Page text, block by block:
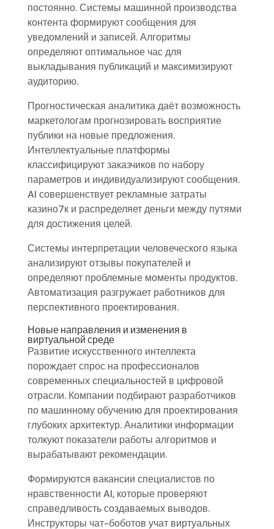
постоянно. Системы машинной производства
контента формируют сообщения для
уведомлений и записей. Алгоритмы
определяют оптимальное час для
выкладывания публикаций и максимизируют
аудиторию.
Прогностическая аналитика даёт возможность
маркетологам прогнозировать восприятие
публики на новые предложения.
Интеллектуальные платформы
классифицируют заказчиков по набору
параметров и индивидуализируют сообщения.
AI совершенствует рекламные затраты
казино7к и распределяет деньги между путями
для достижения целей.
Системы интерпретации человеческого языка
анализируют отзывы покупателей и
определяют проблемные моменты продуктов.
Автоматизация разгружает работников для
перспективного проектирования.
Новые направления и изменения в
виртуальной среде
Развитие искусственного интеллекта
порождает спрос на профессионалов
современных специальностей в цифровой
отрасли. Компании подбирают разработчиков
по машинному обучению для проектирования
глубоких архитектур. Аналитики информации
толкуют показатели работы алгоритмов и
вырабатывают рекомендации.
Формируются вакансии специалистов по
нравственности AI, которые проверяют
справедливость создаваемых выводов.
Инструкторы чат-боботов учат виртуальных